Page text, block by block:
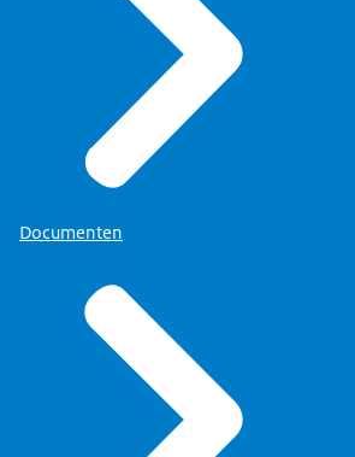
Documenten